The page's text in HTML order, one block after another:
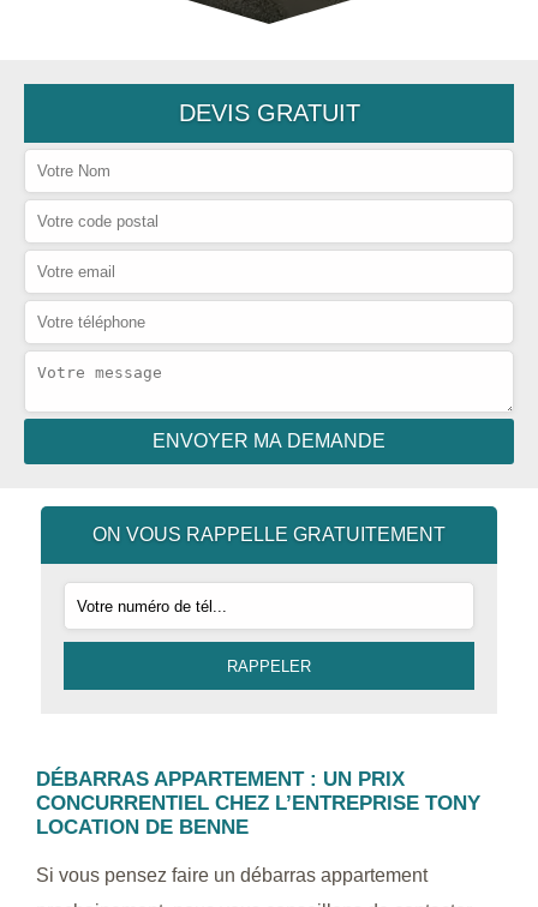
DEVIS GRATUIT
ON VOUS RAPPELLE GRATUITEMENT
DÉBARRAS APPARTEMENT : UN PRIX
CONCURRENTIEL CHEZ L’ENTREPRISE TONY
LOCATION DE BENNE
Si vous pensez faire un débarras appartement